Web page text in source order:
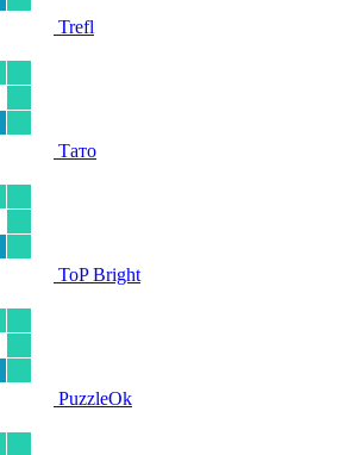
Trefl
Тато
ToP Bright
PuzzleOk